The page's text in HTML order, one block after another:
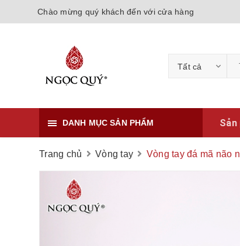
Chào mừng quý khách đến với cửa hàng
Tất cả
DANH MỤC SẢN PHẨM
Trang chủ Vòng tay Vòng tay đá mã não